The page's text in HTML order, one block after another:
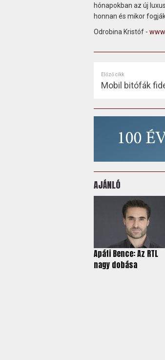
hónapokban az új
honnan és mikor
Odrobina Kristóf -
Előző cikk
Mobil bitófák
AJÁNLÓ
Apáti Bence: Az RTL
nagy dobása